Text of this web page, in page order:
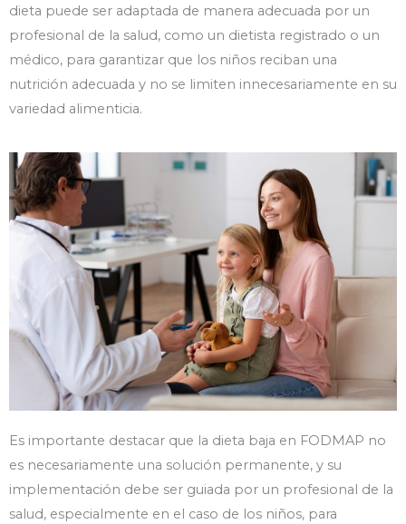
dieta puede ser adaptada de manera adecuada por un
profesional de la salud, como un dietista registrado o un
médico, para garantizar que los niños reciban una
nutrición adecuada y no se limiten innecesariamente en su
variedad alimenticia.
Es importante destacar que la dieta baja en FODMAP no
es necesariamente una solución permanente, y su
implementación debe ser guiada por un profesional de la
salud, especialmente en el caso de los niños, para